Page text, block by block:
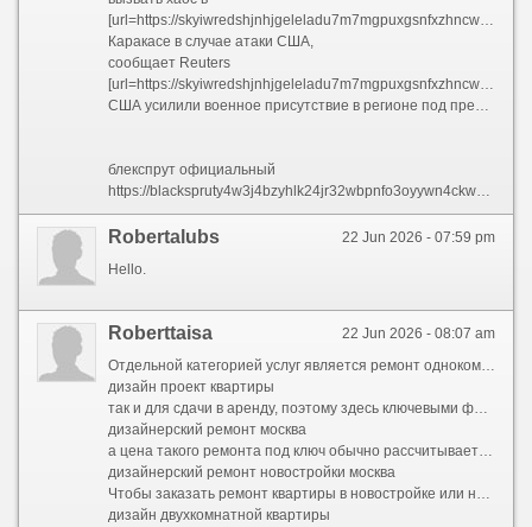
[url=https://skyiwredshjnhjgeleladu7m7mgpuxgsnfxzhncwtvmhr7l5bniutayd-onion.net]блекспрут сайт[/url]
Каракасе в случае атаки США,
сообщает Reuters
[url=https://skyiwredshjnhjgeleladu7m7mgpuxgsnfxzhncwtvmhr7l5bniutayd.us]blsp.at[/url]
США усилили военное присутствие в регионе под предлогом борьбы с наркоторговлей.
блекспрут официальный
https://blackspruty4w3j4bzyhlk24jr32wbpnfo3oyywn4ckwylo4hkcyy4yd-onion.net
22 Jun 2026 - 07:59 pm
Robertalubs
Hello.
22 Jun 2026 - 08:07 am
Roberttaisa
Отдельной категорией услуг является ремонт однокомнатной квартиры, который в Москве часто выбирают как для личного проживания,
дизайн проект квартиры
так и для сдачи в аренду, поэтому здесь ключевыми факторами выступают эргономика и визуальное увеличение пространства,
дизайнерский ремонт москва
а цена такого ремонта под ключ обычно рассчитывается комплексно. Параллельно с городским жильем высок спрос на ремонт домов, стоимость которого складывается из фасадных работ, кровельных систем, инженерной инфраструктуры и внутренней отделки, что требует от подрядчика расширенной лицензии и опыта загородного строительства.
дизайнерский ремонт новостройки москва
Чтобы заказать ремонт квартиры в новостройке или на вторичном рынке,
дизайн двухкомнатной квартиры